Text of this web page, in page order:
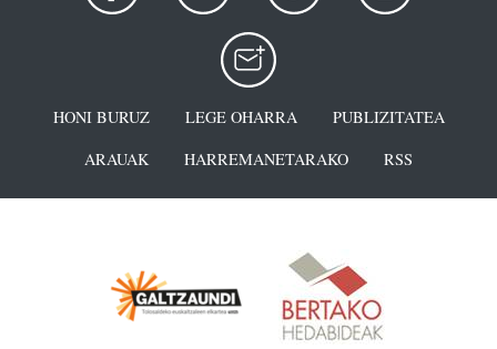
HONI BURUZ LEGE OHARRA
PUBLIZITATEA
ARAUAK
HARREMANETARAKO RSS